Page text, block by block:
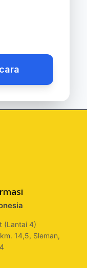
(Lantai 4)
14,5, Sleman,